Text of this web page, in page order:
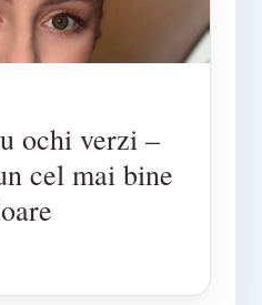
ochi verzi –
cel mai bine